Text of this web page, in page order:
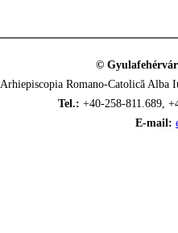
©
Arhiepiscopia Romano-Catolică
Tel.: +40-258-811.689,
E-mail: